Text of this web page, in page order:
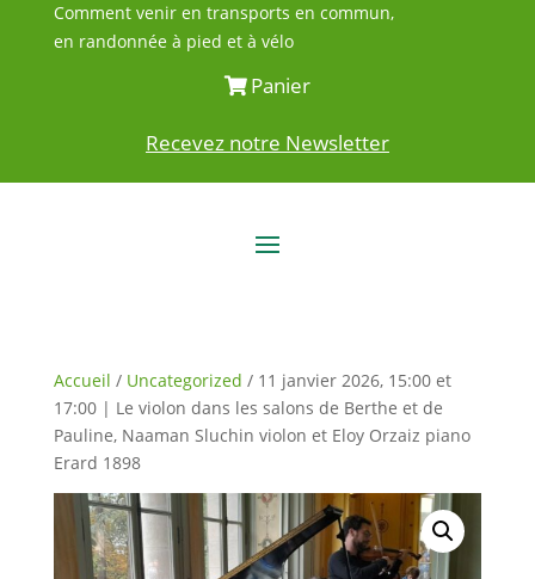
Comment venir en transports en commun,
en randonnée à pied et à vélo
Panier
Recevez notre Newsletter
Accueil / Uncategorized / 11 janvier 2026, 15:00 et
17:00 | Le violon dans les salons de Berthe et de
Pauline, Naaman Sluchin violon et Eloy Orzaiz piano
Erard 1898